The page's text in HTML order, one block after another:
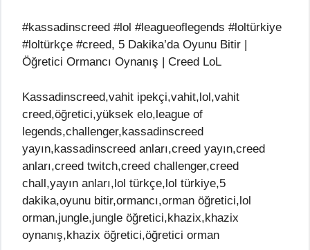
#kassadinscreed #lol #leagueoflegends #loltürkiye
#loltürkçe #creed, 5 Dakika’da Oyunu Bitir |
Öğretici Ormancı Oynanış | Creed LoL
Kassadinscreed,vahit ipekçi,vahit,lol,vahit
creed,öğretici,yüksek elo,league of
legends,challenger,kassadinscreed
yayın,kassadinscreed anları,creed yayın,creed
anları,creed twitch,creed challenger,creed
chall,yayın anları,lol türkçe,lol türkiye,5
dakika,oyunu bitir,ormancı,orman öğretici,lol
orman,jungle,jungle öğretici,khazix,khazix
oynanış,khazix öğretici,öğretici orman